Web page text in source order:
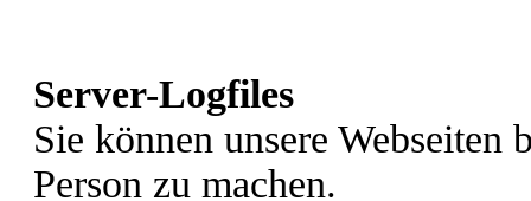
Server-Logfiles
Sie können unsere Webseiten
Person zu machen.